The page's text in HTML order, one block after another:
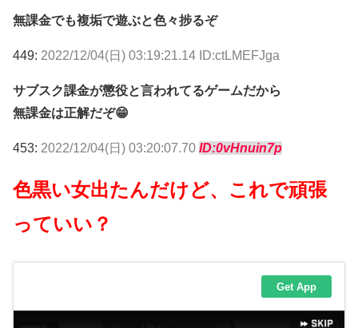
無課金でも複垢で遊ぶと色々捗るぞ
449: 2022/12/04(日) 03:19:21.14 ID:ctLMEFJga
サブスク課金が懲役と言われてるゲームだから
無課金は正解だぞ😁
453: 2022/12/04(日) 03:20:07.70 ID:0vHnuin7p
色黒い女出たんだけど、これで頑張
っていい？